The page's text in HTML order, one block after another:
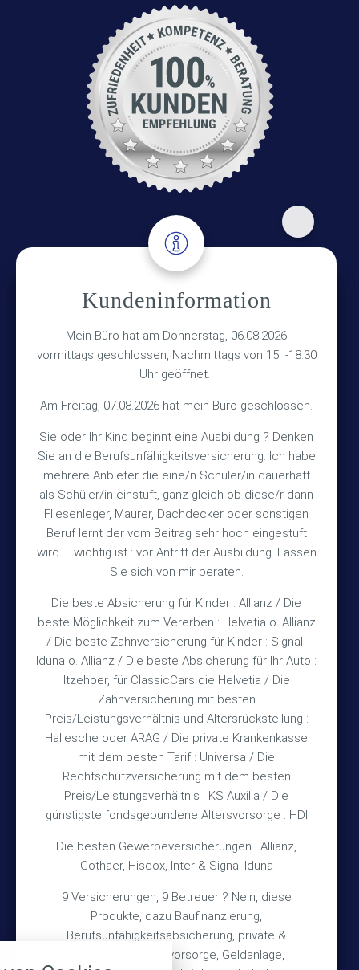
Kundeninformation
Mein Büro hat am Donnerstag, 06.08.2026
vormittags geschlossen, Nachmittags von 15 -18.30
Uhr geöffnet.
Am Freitag, 07.08.2026 hat mein Büro geschlossen.
Sie oder Ihr Kind beginnt eine Ausbildung ? Denken
Sie an die Berufsunfähigkeitsversicherung. Ich habe
mehrere Anbieter die eine/n Schüler/in dauerhaft
als Schüler/in einstuft, ganz gleich ob diese/r dann
Fliesenleger, Maurer, Dachdecker oder sonstigen
Beruf lernt der vom Beitrag sehr hoch eingestuft
wird – wichtig ist : vor Antritt der Ausbildung. Lassen
Sie sich von mir beraten.
Die beste Absicherung für Kinder : Allianz / Die
beste Möglichkeit zum Vererben : Helvetia o. Allianz
/ Die beste Zahnversicherung für Kinder : Signal-
Iduna o. Allianz / Die beste Absicherung für Ihr Auto :
Itzehoer, für ClassicCars die Helvetia / Die
Zahnversicherung mit besten
Preis/Leistungsverhältnis und Altersrückstellung :
Hallesche oder ARAG / Die private Krankenkasse
mit dem besten Tarif : Universa / Die
Rechtschutzversicherung mit dem besten
Preis/Leistungsverhältnis : KS Auxilia / Die
günstigste fondsgebundene Altersvorsorge : HDI
Die besten Gewerbeversicherungen : Allianz,
Gothaer, Hiscox, Inter & Signal Iduna
9 Versicherungen, 9 Betreuer ? Nein, diese
Produkte, dazu Baufinanzierung,
Berufsunfähigkeitsabsicherung, private &
betriebliche Altersvorsorge, Geldanlage,
Adresse
Versicherungsmakler Haberkamp GmbH
Hinterkampstr.1a
30890 Barsinghausen
Kontakt
TEL +49 (5105) 1811
FAX +49 (5105) 2720
MAIL vmh1a@web.de
Bürozeiten
Mo – Fr 10:15 – 12:00 Uhr
und nach Vereinbarung
Rechtliches
Impressum
Datenschutz
Erstinformation
Wichtiges
Über mich
Bedarfsermittlung
Schadensmeldung